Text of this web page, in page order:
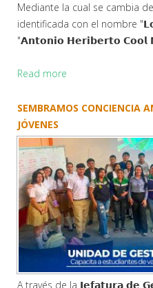
Mediante la cual se cambia
identificada con el nombre
"𝗔𝗻𝘁𝗼𝗻𝗶𝗼 𝗛𝗲𝗿𝗶𝗯𝗲𝗿𝘁𝗼 𝗖𝗼𝗼𝗹
Read more
SEMBRAMOS CONCIENCIA
JÓVENES
A través de la 𝗝𝗲𝗳𝗮𝘁𝘂𝗿𝗮 𝗱𝗲